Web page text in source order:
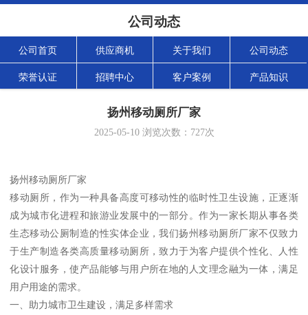
公司动态
公司首页 供应商机 关于我们 公司动态
荣誉认证 招聘中心 客户案例 产品知识
扬州移动厕所厂家
2025-05-10浏览次数： 727次
扬州移动厕所厂家
移动厕所，作为一种具备高度可移动性的临时性卫生设施，正逐渐
成为城市化进程和旅游业发展中的一部分。作为一家长期从事各类
生态移动公厕制造的性实体企业，我们扬州移动厕所厂家不仅致力
于生产制造各类高质量移动厕所，致力于为客户提供个性化、人性
化设计服务，使产品能够与用户所在地的人文理念融为一体，满足
用户用途的需求。
一、助力城市卫生建设，满足多样需求